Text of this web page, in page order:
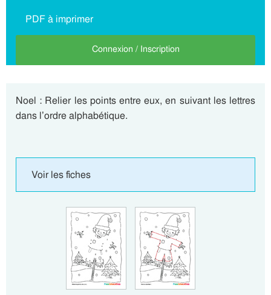
PDF à imprimer
Connexion / Inscription
Noel : Relier les points entre eux, en suivant les lettres
dans l’ordre alphabétique.
Voir les fiches